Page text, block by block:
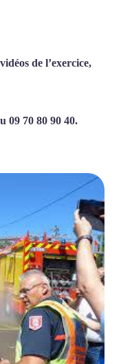
de l’exercice,
09 70 80 90 40.